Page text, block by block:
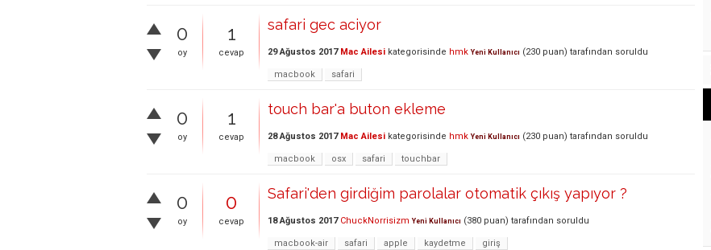
0
oy
1
cevap
safari gec aciyor
29 Ağustos 2017 Mac Ailesi kategorisinde hmk Yeni Kullanıcı (230 puan) tarafından soruldu
macbook safari
0
oy
1
cevap
touch bar'a buton ekleme
28 Ağustos 2017 Mac Ailesi kategorisinde hmk Yeni Kullanıcı (230 puan) tarafından soruldu
macbook osx safari touchbar
0
oy
0
cevap
Safari'den girdiğim parolalar otomatik çıkış yapıyor ?
18 Ağustos 2017 ChuckNorrisizm Yeni Kullanıcı (380 puan) tarafından soruldu
macbook-air safari apple kaydetme giriş